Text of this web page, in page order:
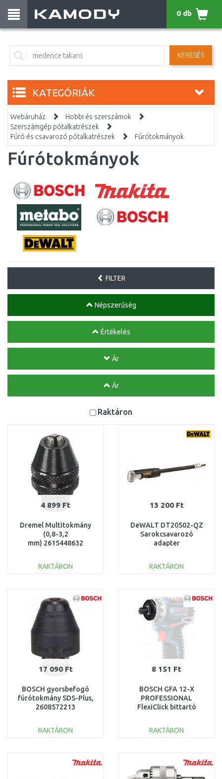
KERESÉS
0 db
KATEGÓRIÁK
Webáruház
Hobbi és szerszámok
Szerszámgép pótalkatrészek
Fúró és csavarozó pótalkatrészek
Fúrótokmányok
Fúrótokmányok
FILTER
Népszerűség
Értékelés
Ár
Ár
Raktáron
4 899 Ft
Dremel Multitokmány
(0,8-3,2
mm) 2615448632
RAKTÁRON
Összehasonlítás
13 200 Ft
DeWALT DT20502-QZ
Sarokcsavarozó
adapter
350mm 90°, 1/4", 3
részes
RAKTÁRON
Összehasonlítás
17 090 Ft
BOSCH gyorsbefogó
fúrótokmány SDS-Plus,
2608572213
RAKTÁRON
Összehasonlítás
8 151 Ft
BOSCH GFA 12-X
PROFESSIONAL
FlexiClick bittartó
RAKTÁRON
Összehasonlítás